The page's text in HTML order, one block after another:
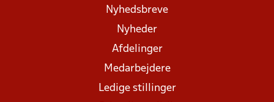
Nyhedsbreve
Nyheder
Afdelinger
Medarbejdere
Ledige stillinger